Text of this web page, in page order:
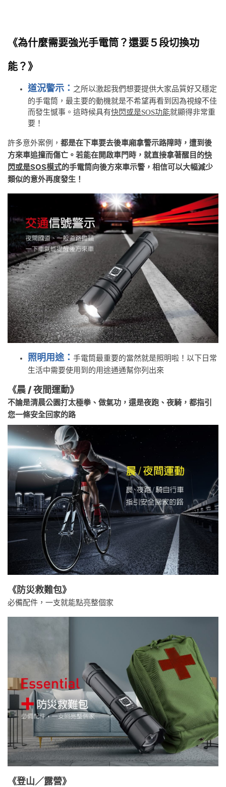
《為什麼需要強光手電筒？還要５段切換功
能？》
道況警示： 之所以激起我們想要提供大家品質好又穩定
的手電筒，最主要的動機就是不希望再看到因為視線不佳
而發生憾事。這時候具有快閃或是SOS功能就顯得非常重
要！
許多意外案例， 都是在下車要去後車廂拿警示路障時，遭到後
方來車追撞而傷亡。若能在開啟車門時，就直接拿著醒目的快
閃或是SOS模式的手電筒向後方來車示警，相信可以大幅減少
類似的意外再度發生！
照明用途： 手電筒最重要的當然就是照明啦！以下日常
生活中需要使用到的用途通通幫你列出來
《晨 / 夜間運動》
不論是清晨公園打太極拳、做氣功，還是夜跑、夜騎，都指引
您一條安全回家的路
《防災救難包》
必備配件，一支就能點亮整個家
《登山／露營》